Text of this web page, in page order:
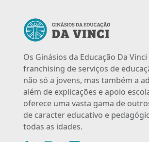
Os Ginásios da Educação Da
franchising de serviços de
não só a jovens, mas também a
além de explicações e apoio
oferece uma vasta gama de
de caracter educativo e
todas as idades.